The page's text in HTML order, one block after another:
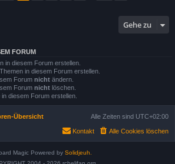
Gehe zu
FORUM
in diesem Forum erstellen.
in diesem Forum erstellen.
Forum nicht ändern.
Forum nicht löschen.
diesem Forum erstellen.
Übersicht Alle Zeiten sind UTC+02:00
Alle Cookies löschen
Kontakt
Magic Powered by Solidjeuh.